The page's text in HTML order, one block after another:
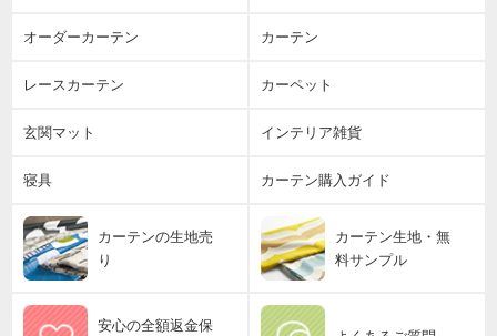
オーダーカーテン カーテン
レースカーテン カーペット
玄関マット インテリア雑貨
寝具 カーテン購入ガイド
カーテンの生地売
り
カーテン生地・無
料サンプル
安心の全額返金保